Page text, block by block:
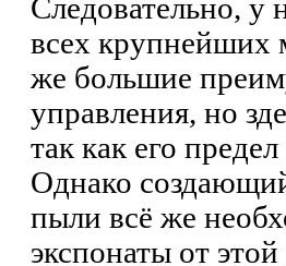
Следовательно, у
всех крупнейших
же большие
управления, но
так как его
Однако
пыли всё же
экспонаты от